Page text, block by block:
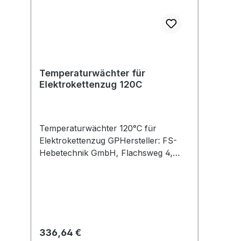
Temperaturwächter für
Elektrokettenzug 120C
Temperaturwächter 120°C für
Elektrokettenzug GPHersteller: FS-
Hebetechnik GmbH, Flachsweg 4,
Regulärer Preis:
336,64 €